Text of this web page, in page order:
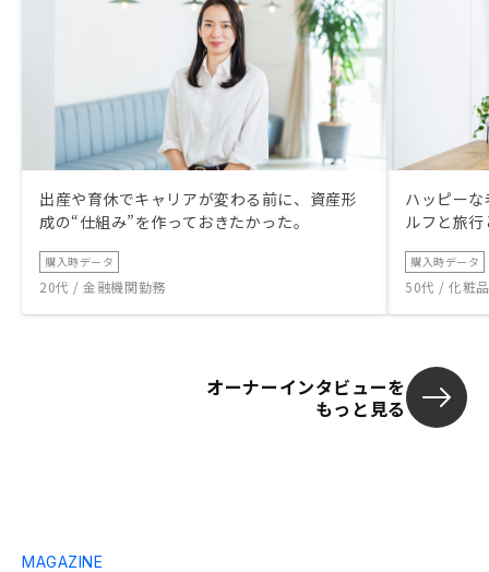
出産や育休でキャリアが変わる前に、資産形
成の“仕組み”を作っておきたかった。
購入時データ
20代 / 金融機関勤務
ハッピー
ルフと旅
購入時データ
50代 / 化粧
オーナーインタビューを
もっと見る
MAGAZINE